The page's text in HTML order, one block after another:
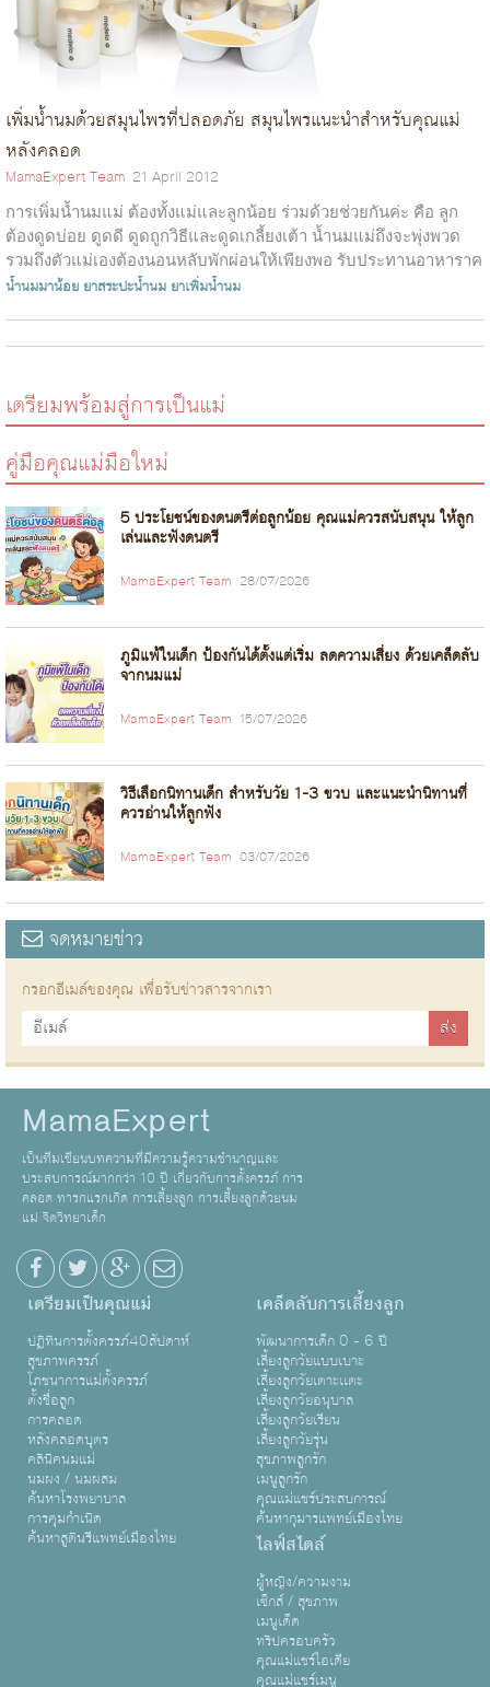
เพิ่มน้ำนมด้วยสมุนไพรที่ปลอดภัย สมุนไพรแนะนำสำหรับคุณแม่
หลังคลอด
MamaExpert Team 21 April 2012
การเพิ่มน้ำนมแม่ ต้องทั้งแม่และลูกน้อย ร่วมด้วยช่วยกันค่ะ คือ ลูก
ต้องดูดบ่อย ดูดดี ดูดถูกวิธีและดูดเกลี้ยงเต้า น้ำนมแม่ถึงจะพุ่งพวด
รวมถึงตัวแม่เองต้องนอนหลับพักผ่อนให้เพียงพอ รับประทานอาหาราค
รบ 5 หมู...
น้ำนมมาน้อย ยาสระปะน้ำนม ยาเพิ่มน้ำนม
เตรียมพร้อมสู่การเป็นแม่
คู่มือคุณแม่มือใหม่
5 ประโยชน์ของดนตรีต่อลูกน้อย คุณแม่ควรสนับสนุน ให้ลูก
เล่นและฟังดนตรี
MamaExpert Team 28/07/2026
ภูมิแพ้ในเด็ก ป้องกันได้ตั้งแต่เริ่ม ลดความเสี่ยง ด้วยเคล็ดลับ
จากนมแม่
MamaExpert Team 15/07/2026
วิธีเลือกนิทานเด็ก สำหรับวัย 1-3 ขวบ และแนะนำนิทานที่
ควรอ่านให้ลูกฟัง
MamaExpert Team 03/07/2026
จดหมายข่าว
กรอกอีเมล์ของคุณ เพื่อรับข่าวสารจากเรา
MamaExpert
เป็นทีมเขียนบทความที่มีความรู้ความชำนาญและ
ประสบการณ์มากกว่า 10 ปี เกี่ยวกับการตั้งครรภ์ การ
คลอด ทารกแรกเกิด การเลี้ยงลูก การเลี้ยงลูกด้วยนม
แม่ จิตวิทยาเด็ก
เตรียมเป็นคุณแม่
ปฏิทินการตั้งครรภ์40สัปดาห์
สุขภาพครรภ์
โภชนาการแม่ตั้งครรภ์
ตั้งชื่อลูก
การคลอด
หลังคลอดบุตร
คลินิคนมแม่
นมผง / นมผสม
ค้นหาโรงพยาบาล
การคุมกำเนิด
ค้นหาสูตินรีแพทย์เมืองไทย
เคล็ดลับการเลี้ยงลูก
พัฒนาการเด็ก 0 - 6 ปี
เลี้ยงลูกวัยแบบเบาะ
เลี้ยงลูกวัยเตาะเเตะ
เลี้ยงลูกวัยอนุบาล
เลี้ยงลูกวัยเรียน
เลี้ยงลูกวัยรุ่น
สุขภาพลูกรัก
เมนูลูกรัก
คุณแม่แชร์ประสบการณ์
ค้นหากุมารแพทย์เมืองไทย
ไลฟ์สไตล์
ผู้หญิง/ความงาม
เซ็กส์ / สุขภาพ
เมนูเด็ด
ทริปครอบครัว
คุณแม่แชร์ไอเดีย
คุณแม่แชร์เมนู